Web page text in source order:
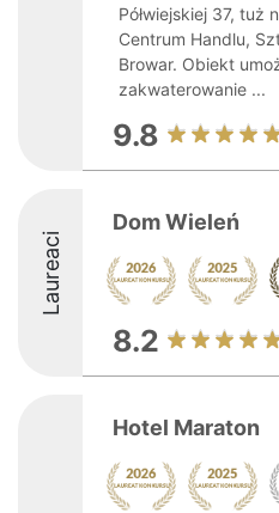
Półwiejskiej 37, tuż
Centrum Handlu,
Browar. Obiekt
zakwaterowanie ...
9.8
Laureaci
Dom Wieleń
8.2
Hotel Maraton